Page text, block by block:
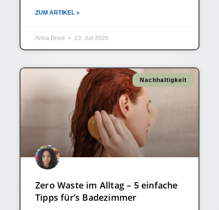
ZUM ARTIKEL »
Anna Brost 23. Juli 2026
Nachhaltigkeit
Zero Waste im Alltag – 5 einfache
Tipps für’s Badezimmer